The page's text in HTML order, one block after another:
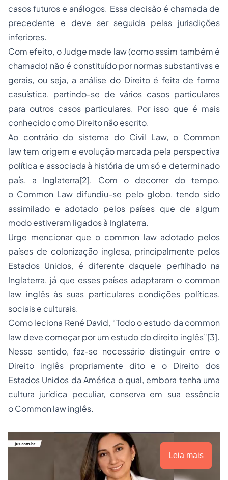
casos futuros e análogos. Essa decisão é chamada de
precedente e deve ser seguida pelas jurisdições
inferiores.
Com efeito, oJudge made law(como assim também é
chamado) não é constituído por normas substantivas e
gerais, ou seja, a análise do Direito é feita de forma
casuística, partindo-se de vários casos particulares
para outros casos particulares. Por isso que é mais
conhecido como Direito não escrito.
Ao contrário do sistema do Civil Law, o Common
lawtem origem e evolução marcada pela perspectiva
política e associada à história de um só e determinado
país, a Inglaterra[2]. Com o decorrer do tempo,
o Common Law difundiu-se pelo globo, tendo sido
assimilado e adotado pelos países que de algum
modo estiveram ligados à Inglaterra.
Urge mencionar que o common lawadotado pelos
países de colonização inglesa, principalmente pelos
Estados Unidos, é diferente daquele perfilhado na
Inglaterra, já que esses países adaptaram o common
law inglês às suas particulares condições políticas,
sociais e culturais.
Como leciona René David, “Todo o estudo da common
law deve começar por um estudo do direito inglês”[3].
Nesse sentido, faz-se necessário distinguir entre o
Direito inglês propriamente dito e o Direito dos
Estados Unidos da América o qual, embora tenha uma
cultura jurídica peculiar, conserva em sua essência
oCommon lawinglês.
Leia mais